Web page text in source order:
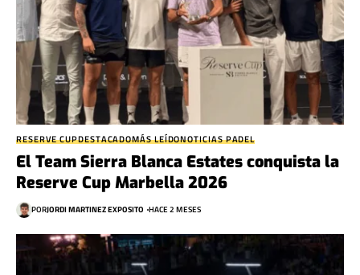
RESERVE CUPDESTACADOMÁS LEÍDONOTICIAS PADEL
El Team Sierra Blanca Estates conquista la
Reserve Cup Marbella 2026
PORJORDI MARTINEZ EXPOSITO HACE 2 MESES